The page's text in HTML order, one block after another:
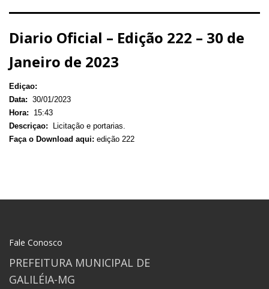
Diario Oficial – Edição 222 – 30 de
Janeiro de 2023
Ediçao:
Data: 30/01/2023
Hora:
15:43
Descriçao:
Licitação e portarias.
Faça o Download aqui: edição 222
Fale Conosco
PREFEITURA MUNICIPAL DE
GALILÉIA-MG